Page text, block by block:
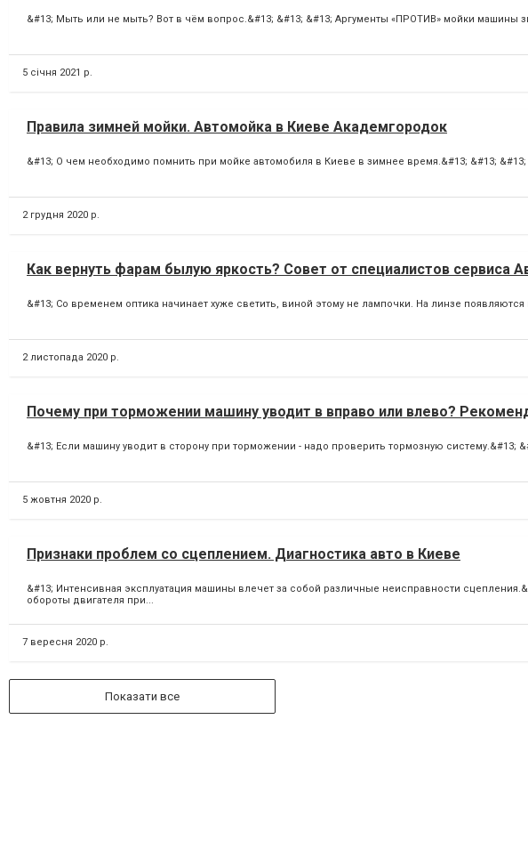
&#13; Мыть или не мыть? Вот в чём вопрос.&#13; &#13; &#13; Аргументы «ПРОТИВ» мойки машины
5 січня 2021 р.
Правила зимней мойки. Автомойка в Киеве Академгородок
&#13; О чем необходимо помнить при мойке автомобиля в Киеве в зимнее время.&#13; &#13; &#13;
2 грудня 2020 р.
Как вернуть фарам былую яркость? Совет от специалистов сервиса
&#13; Со временем оптика начинает хуже светить, виной этому не лампочки. На линзе
2 листопада 2020 р.
Почему при торможении машину уводит в вправо или влево?
&#13; Если машину уводит в сторону при торможении - надо проверить тормозную систему.&#13;
5 жовтня 2020 р.
Признаки проблем со сцеплением. Диагностика авто в Киеве
&#13; Интенсивная эксплуатация машины влечет за собой различные неисправности
обороты двигателя при...
7 вересня 2020 р.
Показати все